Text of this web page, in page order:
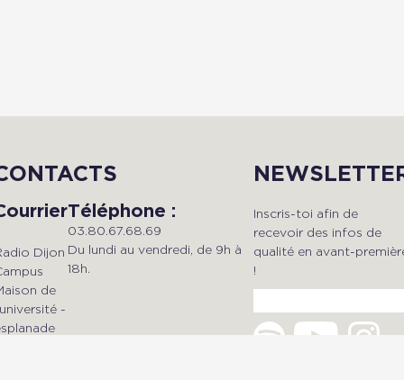
Dijon
de
-
Téléphone :
03.80.67.68.69
Du lundi au vendredi, de 9h à
18h.
Inscris-toi afin de
recevoir des infos de
qualité en avant-
!